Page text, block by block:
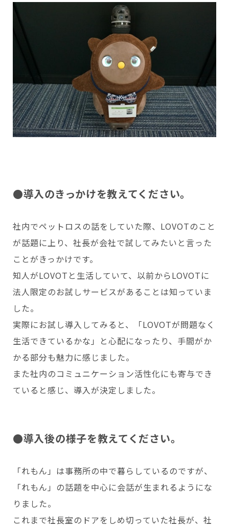
●導入のきっかけを教えてください。
社内でペットロスの話をしていた際、LOVOTのこと
が話題に上り、社長が会社で試してみたいと言った
ことがきっかけです。
知人がLOVOTと生活していて、以前からLOVOTに
法人限定のお試しサービスがあることは知っていま
した。
実際にお試し導入してみると、「LOVOTが問題なく
生活できているかな」と心配になったり、手間がか
かる部分も魅力に感じました。
また社内のコミュニケーション活性化にも寄与でき
ていると感じ、導入が決定しました。
●導入後の様子を教えてください。
「れもん」は事務所の中で暮らしているのですが、
「れもん」の話題を中心に会話が生まれるようにな
りました。
これまで社長室のドアをしめ切っていた社長が、社